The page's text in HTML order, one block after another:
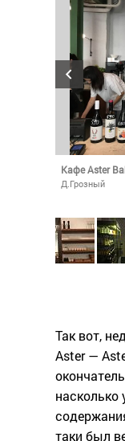
Кафе Aster
Д.Грозный
Так вот,
Aster —
насколько
таки был